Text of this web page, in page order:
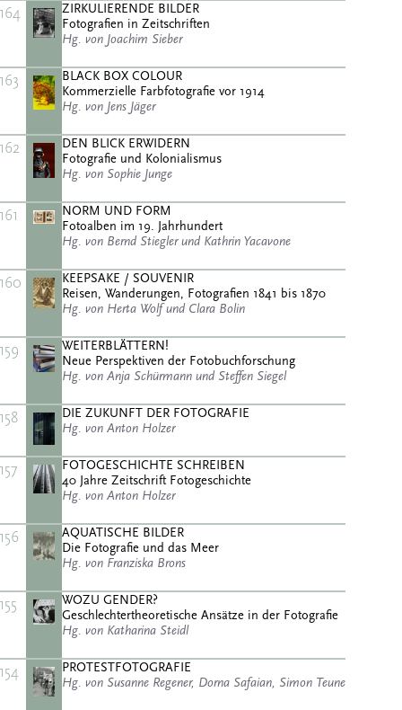
164
ZIRKULIERENDE BILDER
Fotografien in Zeitschriften
Hg. von Joachim Sieber
163
BLACK BOX COLOUR
Kommerzielle Farbfotografie vor 1914
Hg. von Jens Jäger
162
DEN BLICK ERWIDERN
Fotografie und Kolonialismus
Hg. von Sophie Junge
161
NORM UND FORM
Fotoalben im 19. Jahrhundert
Hg. von Bernd Stiegler und Kathrin Yacavone
160
KEEPSAKE / SOUVENIR
Reisen, Wanderungen, Fotografien 1841 bis 1870
Hg. von Herta Wolf und Clara Bolin
159
WEITERBLÄTTERN!
Neue Perspektiven der Fotobuchforschung
Hg. von Anja Schürmann und Steffen Siegel
158
DIE ZUKUNFT DER FOTOGRAFIE
Hg. von Anton Holzer
157
FOTOGESCHICHTE SCHREIBEN
40 Jahre Zeitschrift Fotogeschichte
Hg. von Anton Holzer
156
AQUATISCHE BILDER
Die Fotografie und das Meer
Hg. von Franziska Brons
155
WOZU GENDER?
Geschlechtertheoretische Ansätze in der Fotografie
Hg. von Katharina Steidl
154
PROTESTFOTOGRAFIE
Hg. von Susanne Regener, Dorna Safaian, Simon Teune